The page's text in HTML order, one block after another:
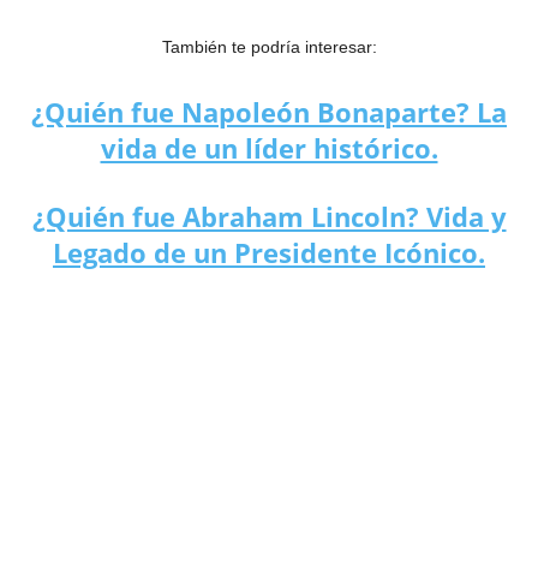
También te podría interesar:
¿Quién fue Napoleón Bonaparte? La
vida de un líder histórico.
¿Quién fue Abraham Lincoln? Vida y
Legado de un Presidente Icónico.